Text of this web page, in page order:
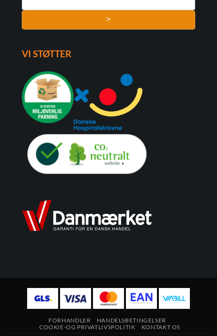
>
VI STØTTER
FORHANDLER
HANDELSBETINGELSER
COOKIE-OG PRIVATLIVSPOLITIK
KONTAKT OS